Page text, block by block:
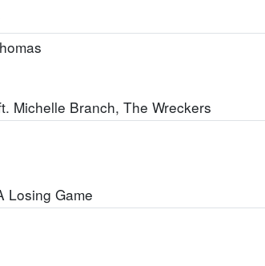
Michelle Branch, The Wreckers
Losing Game